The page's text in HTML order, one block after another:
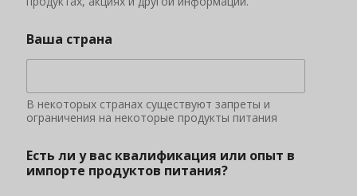
Ваша страна
В некоторых странах существуют запреты и
ограничения на некоторые продукты питания
Есть ли у вас квалификация или опыт в
импорте продуктов питания?